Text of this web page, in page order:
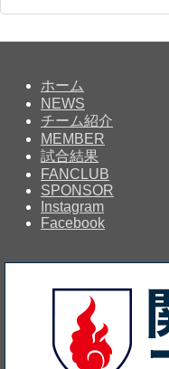
ホーム
NEWS
チーム紹介
MEMBER
試合結果
FANCLUB
SPONSOR
Instagram
Facebook